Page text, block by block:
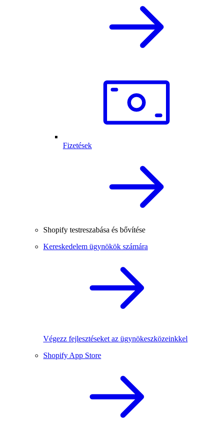
Fizetések
Shopify testreszabása és bővítése
Kereskedelem ügynökök számára
Végezz fejlesztéseket az ügynökeszközeinkkel
Shopify App Store